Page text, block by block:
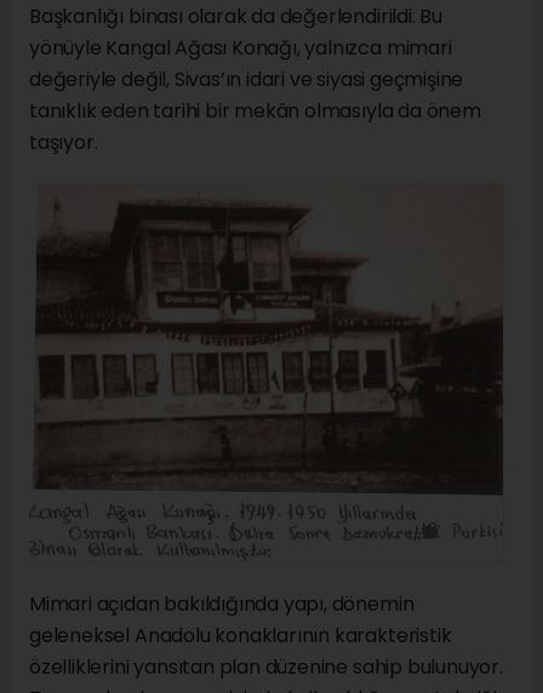
Başkanlığı binası olarak da değerlendirildi. Bu
yönüyle Kangal Ağası Konağı, yalnızca mimari
değeriyle değil, Sivas’ın idari ve siyasi geçmişine
tanıklık eden tarihi bir mekân olmasıyla da önem
taşıyor.
Mimari açıdan bakıldığında yapı, dönemin
geleneksel Anadolu konaklarının karakteristik
özelliklerini yansıtan plan düzenine sahip bulunuyor.